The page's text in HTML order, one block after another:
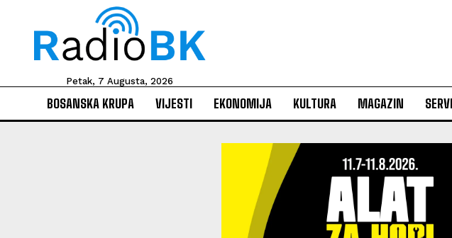
Petak, 7 Augusta, 2026
BOSANSKA KRUPA VIJESTI EKONOMIJA KULTURA MAGAZIN